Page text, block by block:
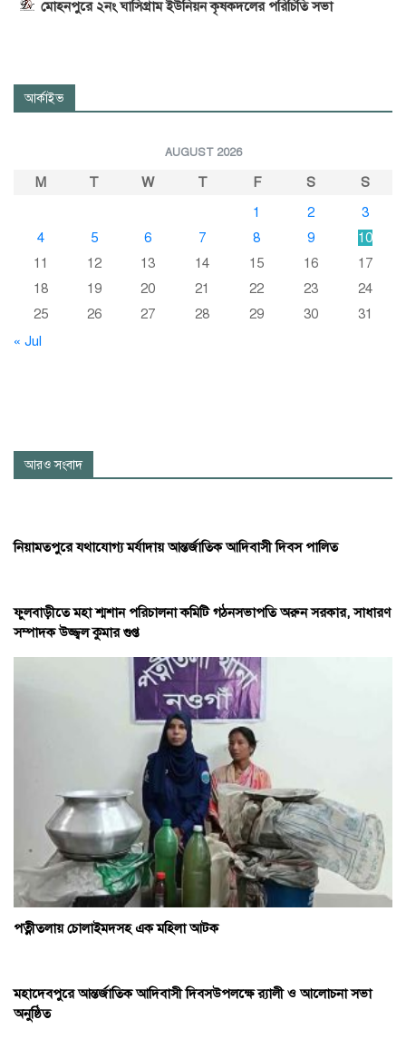
মোহনপুরে ২নং ঘাসিগ্রাম ইউনিয়ন কৃষকদলের পরিচিতি সভা
আর্কাইভ
AUGUST 2026
M T W T F S
S
1
2
3
4
5 6 7 8 9
10
11
12 13 14 15 16
17
18
19 20 21 22 23
24
25
26 27 28 29 30
31
« Jul
আরও সংবাদ
নিয়ামতপুরে যথাযোগ্য মর্যাদায় আন্তর্জাতিক আদিবাসী দিবস পালিত
ফুলবাড়ীতে মহা শ্মশান পরিচালনা কমিটি গঠনসভাপতি অরুন সরকার, সাধারণ
সম্পাদক উজ্জ্বল কুমার গুপ্ত
পত্নীতলায় চোলাইমদসহ এক মহিলা আটক
মহাদেবপুরে আন্তর্জাতিক আদিবাসী দিবসউপলক্ষে র‌্যালী ও আলোচনা সভা
অনুষ্ঠিত